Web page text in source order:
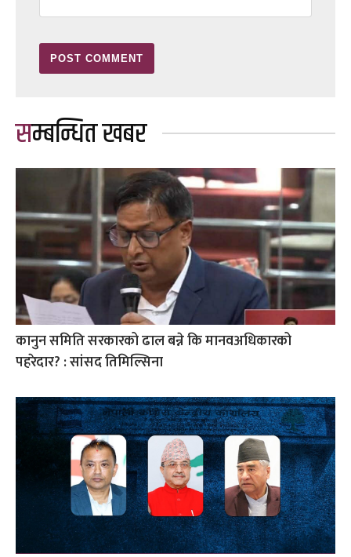
सम्बन्धित खबर
कानुन समिति सरकारको ढाल बन्ने कि मानवअधिकारको
पहरेदार? : सांसद तिमिल्सिना